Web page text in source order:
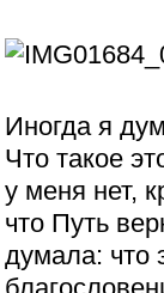
Иногда я
Что такое
у меня нет,
что Путь
думала: что